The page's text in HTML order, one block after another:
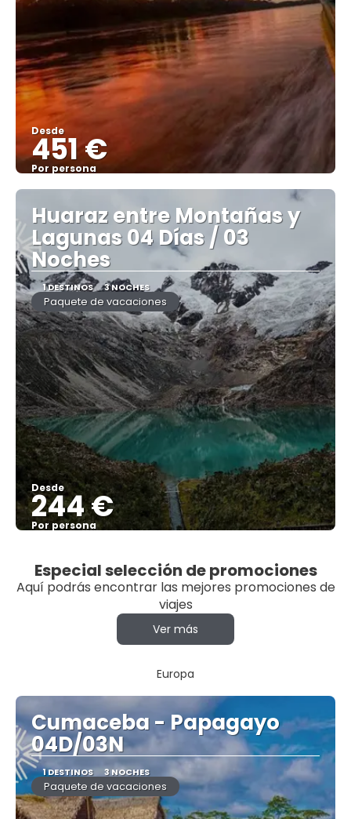
Desde
451 €
Por persona
Ver
Huaraz entre Montañas y
Lagunas 04 Días / 03
Noches
1 DESTINOS 3 NOCHES
Paquete de vacaciones
Desde
244 €
Por persona
Especial selección de promociones
Aquí podrás encontrar las mejores promociones de
viajes
Ver más
Europa
Cumaceba - Papagayo
04D/03N
1 DESTINOS 3 NOCHES
Paquete de vacaciones